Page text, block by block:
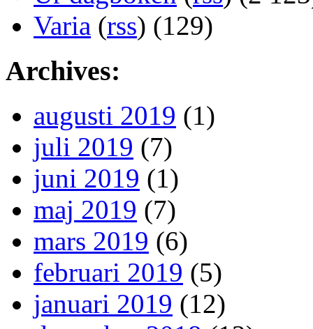
Varia (rss) (129)
Archives:
augusti 2019 (1)
juli 2019 (7)
juni 2019 (1)
maj 2019 (7)
mars 2019 (6)
februari 2019 (5)
januari 2019 (12)